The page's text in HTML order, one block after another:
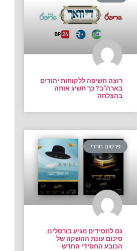
רוצה חשיפה ללקוחות יהודים
בארה”ב? כך תשיג אותה
בהצלחה
פרסום חרדי
גם לחסידים מגיע בורסלינו:
סיכום עונת ההשקה של
הכובע החסידי החדש